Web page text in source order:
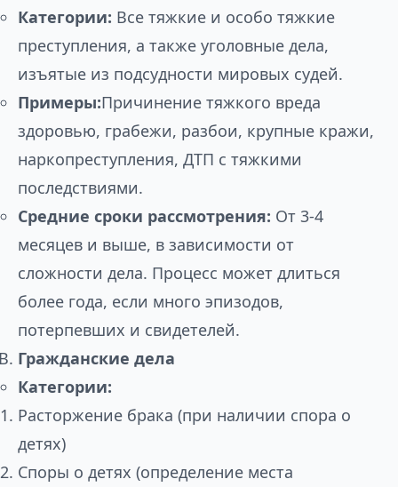
Категории: Все тяжкие и особо тяжкие
преступления, а также уголовные дела,
изъятые из подсудности мировых судей.
Примеры:Причинение тяжкого вреда
здоровью, грабежи, разбои, крупные кражи,
наркопреступления, ДТП с тяжкими
последствиями.
Средние сроки рассмотрения: От 3-4
месяцев и выше, в зависимости от
сложности дела. Процесс может длиться
более года, если много эпизодов,
потерпевших и свидетелей.
Гражданские дела
Категории:
Расторжение брака (при наличии спора о
детях)
Споры о детях (определение места